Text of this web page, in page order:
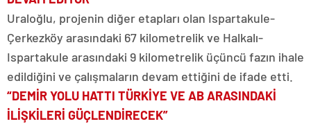
Uraloğlu, projenin diğer etapları olan Ispartakule-
Çerkezköy arasındaki 67 kilometrelik ve Halkalı-
Ispartakule arasındaki 9 kilometrelik üçüncü fazın ihale
edildiğini ve çalışmaların devam ettiğini de ifade etti.
“DEMİR YOLU HATTI TÜRKİYE VE AB ARASINDAKİ
İLİŞKİLERİ GÜÇLENDİRECEK”